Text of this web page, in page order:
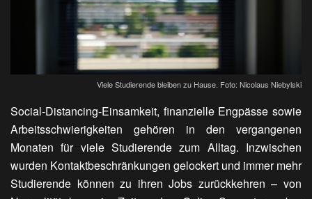
Viele Studierende bleiben zu Hause. Foto: Nicolaus Niebylski
Social-Distancing-Einsamkeit, finanzielle Engpässe sowie
Arbeitsschwierigkeiten gehören in den vergangenen
Monaten für viele Studierende zum Alltag. Inzwischen
wurden Kontaktbeschränkungen gelockert und immer mehr
Studierende können zu ihren Jobs zurückkehren – von